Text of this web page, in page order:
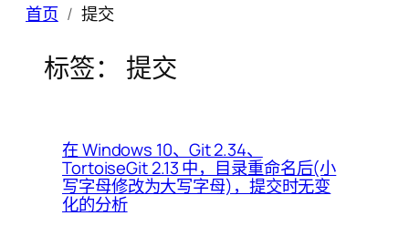
首页 提交
标签： 提交
在 Windows 10、Git 2.34、
TortoiseGit 2.13 中，目录重命名后(小
写字母修改为大写字母)，提交时无变
化的分析